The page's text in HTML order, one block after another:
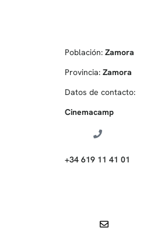
Población: Zamora
Provincia: Zamora
Datos de contacto:
Cinemacamp
+34 619 11 41 01